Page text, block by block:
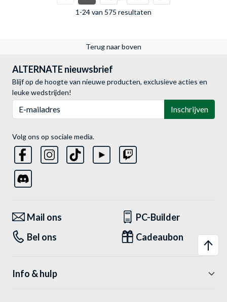
1-24 van 575 resultaten
Terug naar boven
ALTERNATE nieuwsbrief
Blijf op de hoogte van nieuwe producten, exclusieve acties en
leuke wedstrijden!
Inschrijven
Volg ons op sociale media.
Mail ons
PC-Builder
Bel ons
Cadeaubon
Info & hulp